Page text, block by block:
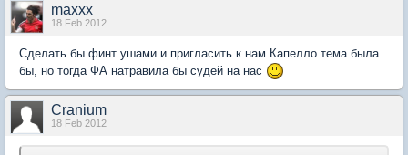
maxxx
18 Feb 2012
Сделать бы финт ушами и пригласить к нам Капелло тема была
бы, но тогда ФА натравила бы судей на нас
Cranium
18 Feb 2012